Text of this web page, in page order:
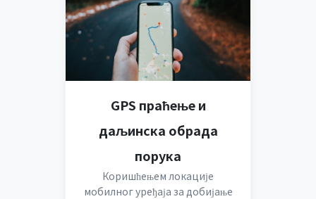
GPS праћење и
даљинска обрада
порука
Коришћењем локације
мобилног уређаја за добијање